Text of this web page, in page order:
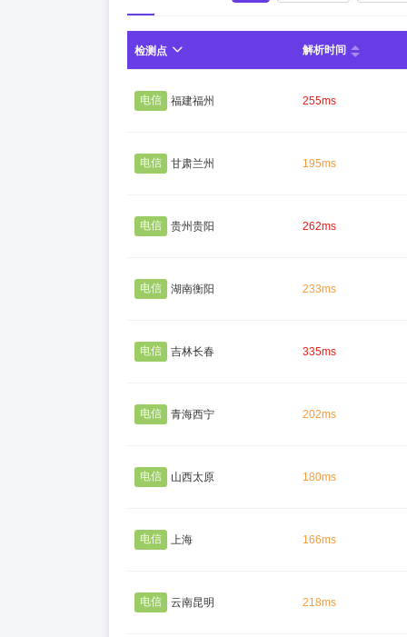
检测点 解析时间
电信 福建福州 255ms
电信 甘肃兰州 195ms
电信 贵州贵阳 262ms
电信 湖南衡阳 233ms
电信 吉林长春 335ms
电信 青海西宁 202ms
电信 山西太原 180ms
电信 上海 166ms
电信 云南昆明 218ms